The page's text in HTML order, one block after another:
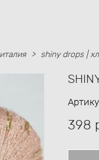
> shiny drops |
398